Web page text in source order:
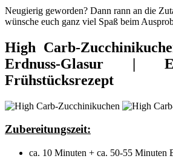
Neugierig geworden? Dann rann an die
wünsche euch ganz viel Spaß beim
High Carb-
Erdnuss-Glasur |
Frühstücksrezept
Zubereitungszeit:
ca. 10 Minuten + ca. 50-55 Minuten